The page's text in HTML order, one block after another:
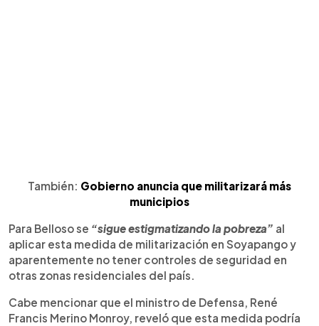
También: Gobierno anuncia que militarizará más
municipios
Para Belloso se “sigue estigmatizando la pobreza” al
aplicar esta medida de militarización en Soyapango y
aparentemente no tener controles de seguridad en
otras zonas residenciales del país.
Cabe mencionar que el ministro de Defensa, René
Francis Merino Monroy, reveló que esta medida podría